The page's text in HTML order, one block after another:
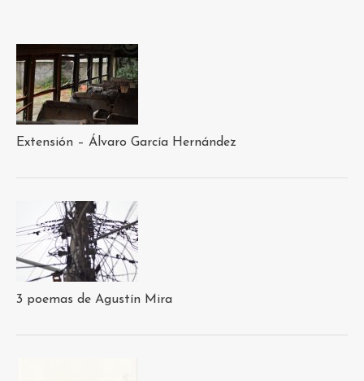
Extensión – Álvaro García Hernández
3 poemas de Agustín Mira